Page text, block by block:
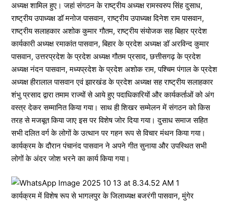
अध्यक्ष शामिल हुए। जहां संगठन के राष्ट्रीय अध्यक्ष रामस्वरुप सिंह दुसाध,
राष्ट्रीय उपाध्यक्ष डॉ मनोज पासवान, राष्ट्रीय उपाध्यक्ष दिनेश राम पासवान,
राष्ट्रीय सलाहकार अशोक कुमार गौतम, राष्ट्रीय संयोजक सह बिहार प्रदेश
कार्यकारी अध्यक्ष रमाकांत पासवान, बिहार के प्रदेश अध्यक्ष डॉ अरविन्द कुमार
पासवान, उत्तरप्रदेश के प्रदेश अध्यक्ष गौतम प्रसाद, छत्तीसगढ़ के प्रदेश
अध्यक्ष नंदन पासवान, मध्यप्रदेश के प्रदेश अशोक राम, पश्चिम पंगाल के प्रदेश
अध्यक्ष हीरालाल पासवान एवं झारखंड के प्रदेश अध्यक्ष सह राष्ट्रीय सलाहकार
शंभु प्रसाद द्वारा तमाम राज्यों से आये हुए पदाधिकारियों और कार्यकर्ताओं को अंग
वस्त्र देकर सम्मानित किया गया। साथ ही शिखर सम्मेलन में संगठन को किस
तरह से मजबूत किया जाए इस पर विशेष जोर दिया गया। दुसाध समाज सहित
सभी दलित वर्ग के लोगों के उत्थान पर गहन रूप से विचार मंथन किया गया।
कार्यक्रम के दौरान पंचानंद पासवान ने अपने गीत सुनाया और उपस्थित सभी
लोगों के अंदर जोश भरने का कार्य किया गया।
कार्यक्रम में विशेष रूप से भागलपुर के जिलाध्यक्ष बजरंगी पासवान, मुंगेर